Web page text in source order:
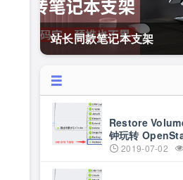
站长同款笔记本支架
Restore
钟玩转
2019-07-02